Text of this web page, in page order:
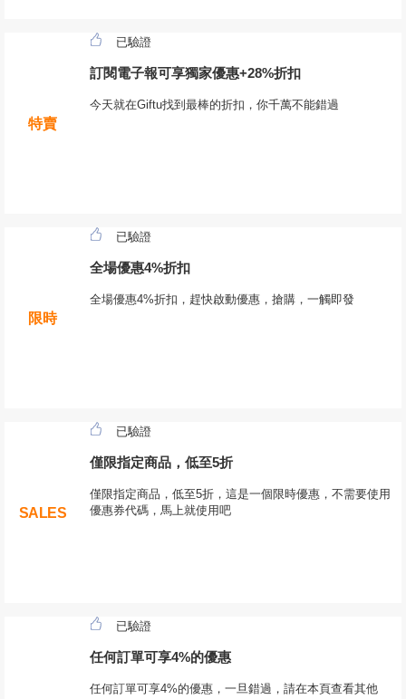
特賣
已驗證
訂閱電子報可享獨家優惠+28%折扣
今天就在Giftu找到最棒的折扣，你千萬不能錯過
限時
已驗證
全場優惠4%折扣
全場優惠4%折扣，趕快啟動優惠，搶購，一觸即發
SALES
已驗證
僅限指定商品，低至5折
僅限指定商品，低至5折，這是一個限時優惠，不需要使用
優惠券代碼，馬上就使用吧
已驗證
任何訂單可享4%的優惠
任何訂單可享4%的優惠，一旦錯過，請在本頁查看其他